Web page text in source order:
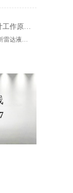
雷达液位计工作原理_精准测量储罐液位的方法-毫米级精度保障
本文详细解析雷达液位计精准测量的核心原理、主流技术、关键步骤及应用场景，助力企业了解雷达液位计工作逻辑，选型适配各类储罐测量需求。